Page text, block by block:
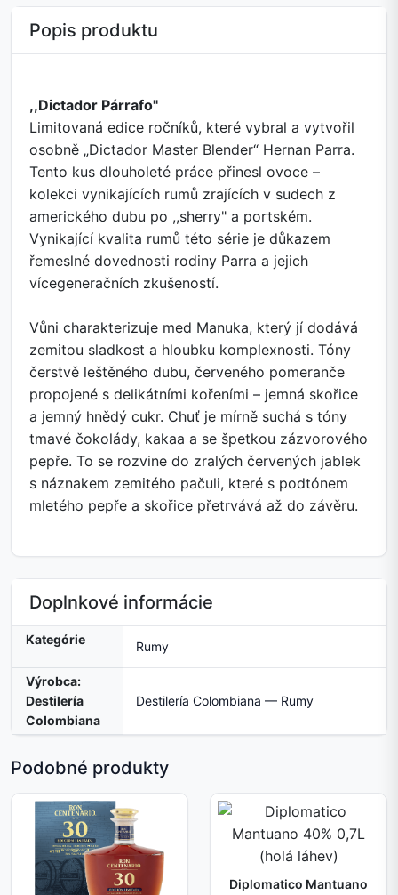
Popis produktu
,,Dictador Párrafo"
Limitovaná edice ročníků, které vybral a vytvořil
osobně „Dictador Master Blender“ Hernan Parra.
Tento kus dlouholeté práce přinesl ovoce –
kolekci vynikajících rumů zrajících v sudech z
amerického dubu po ,,sherry" a portském.
Vynikající kvalita rumů této série je důkazem
řemeslné dovednosti rodiny Parra a jejich
vícegeneračních zkušeností.
Vůni charakterizuje med Manuka, který jí dodává
zemitou sladkost a hloubku komplexnosti. Tóny
čerstvě leštěného dubu, červeného pomeranče
propojené s delikátními kořeními – jemná skořice
a jemný hnědý cukr. Chuť je mírně suchá s tóny
tmavé čokolády, kakaa a se špetkou zázvorového
pepře. To se rozvine do zralých červených jablek
s náznakem zemitého pačuli, které s podtónem
mletého pepře a skořice přetrvává až do závěru.
Doplnkové informácie
Kategórie Rumy
Výrobca:
Destilería
Colombiana
Destilería Colombiana — Rumy
Podobné produkty
Diplomatico Mantuano